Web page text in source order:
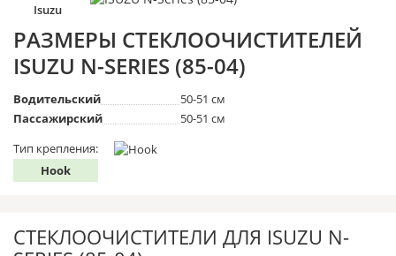
Isuzu
РАЗМЕРЫ СТЕКЛООЧИСТИТЕЛЕЙ
ISUZU N-SERIES (85-04)
Водительский
50-51 см
Пассажирский
50-51 см
Тип крепления:
Hook
СТЕКЛООЧИСТИТЕЛИ ДЛЯ ISUZU N-